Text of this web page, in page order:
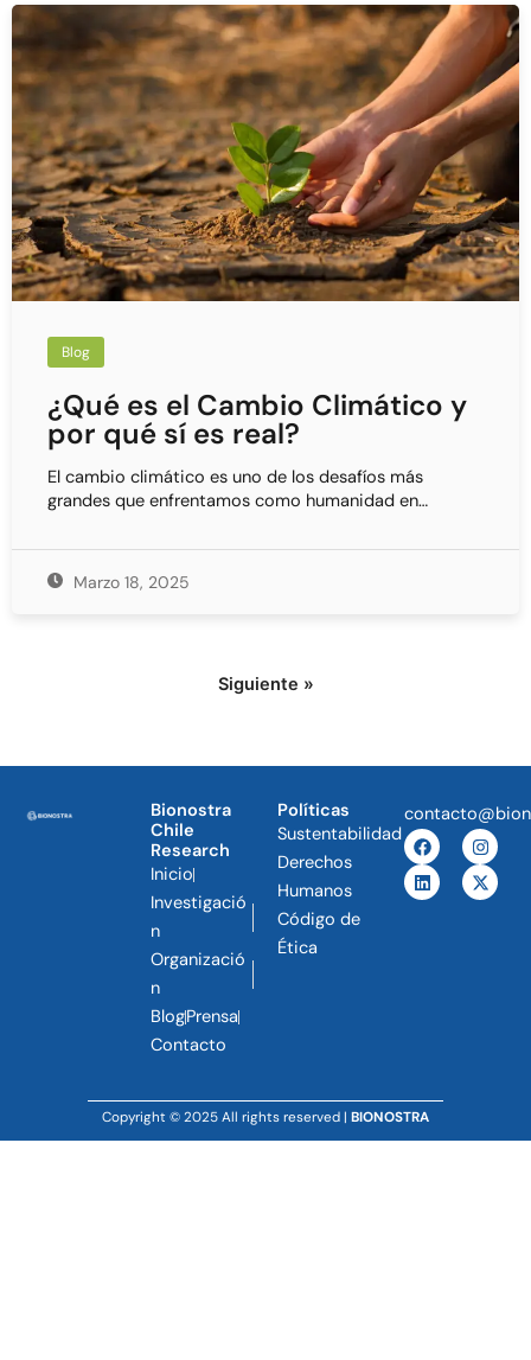
Blog
¿Qué es el Cambio Climático y
por qué sí es real?
El cambio climático es uno de los desafíos más
grandes que enfrentamos como humanidad en…
Marzo 18, 2025
Siguiente »
Bionostra
Chile
Research
Inicio
Investigació
n
Organizació
n
BlogPrensa
Contacto
Políticas
Sustentabilidad
Derechos
Humanos
Código de
Ética
F
a
c
e
b
I
n
s
t
a
L
i
n
k
e
X
-
t
w
i
Copyright © 2025 All rights reserved | BIONOSTRA